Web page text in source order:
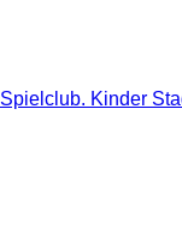
Spielclub. Kinder